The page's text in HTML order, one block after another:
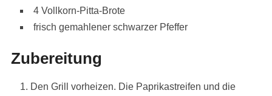
4 Vollkorn-Pitta-Brote
frisch gemahlener schwarzer Pfeffer
Zubereitung
Den Grill vorheizen. Die Paprikastreifen und die